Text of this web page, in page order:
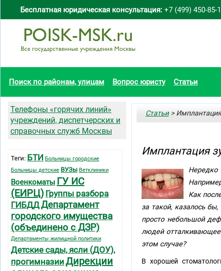
Бесплатная юридическая консультация: +7 (499) 450-85-
Поиск по районам, улицам Вопрос юристу Статьи
Статьи> Имплантация
Имплантация
Как
за такой, казалось
просто небольшой
людей отталкивающее
этом случае?
В хорошей
Телефоны «горячих линий»
учреждений, диспетчерских и
справочных служб Москвы
Теги: БТИ Больницы городские
Больницы детские ВУЗы Ветклиники
Военкоматы ГУ ИС
(ЕИРЦ) Группы разбора
ГИБДДДепартамент
городского имущества
(объединено с ДЗР)
Департаменты жилищной политики
Детские сады, ясли (ДОУ),
прогимназииДирекции